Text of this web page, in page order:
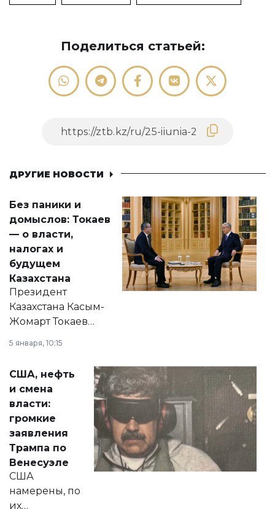
Поделиться статьей:
ДРУГИЕ НОВОСТИ
Без паники и
домыслов: Токаев
— о власти,
налогах и
будущем
Казахстана
Президент
Казахстана Касым-
Жомарт Токаев
сразу несколько
актуальных тем —
от слухов о
политических
реформах до
вопросов армии,
экономики и
личного здоровья.
5 января, 10:15
США, нефть
и смена
власти:
громкие
заявления
Трампа по
Венесуэле
США
намерены, по
их